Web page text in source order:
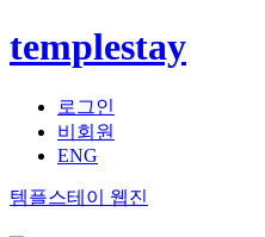
templestay
로그인
비회원
ENG
템플스테이 웹진